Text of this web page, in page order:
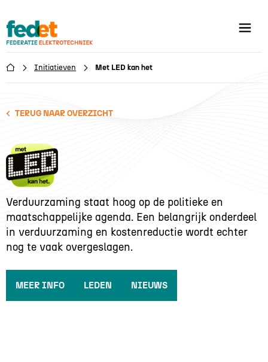
 Initiatieven Met LED kan het
TERUG NAAR OVERZICHT
Verduurzaming staat hoog op de politieke en
maatschappelijke agenda. Een belangrijk onderdeel
in verduurzaming en kostenreductie wordt echter
nog te vaak overgeslagen.
MEER INFO LEDEN NIEUWS